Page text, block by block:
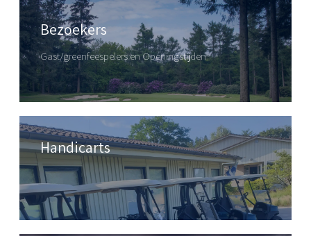
Bezoekers
Gast/greenfeespelers en Openingstijden
Handicarts